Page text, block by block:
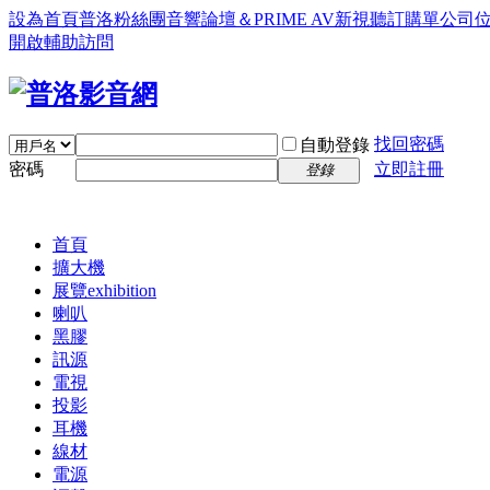
設為首頁普洛粉絲團音響論壇＆PRIME AV新視聽訂購單公司
開啟輔助訪問
自動登錄 找回密碼
密碼
登錄 立即註冊
首頁
擴大機
展覽exhibition
喇叭
黑膠
訊源
電視
投影
耳機
線材
電源